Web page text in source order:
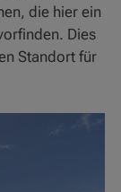
die hier ein
Dies
Standort für